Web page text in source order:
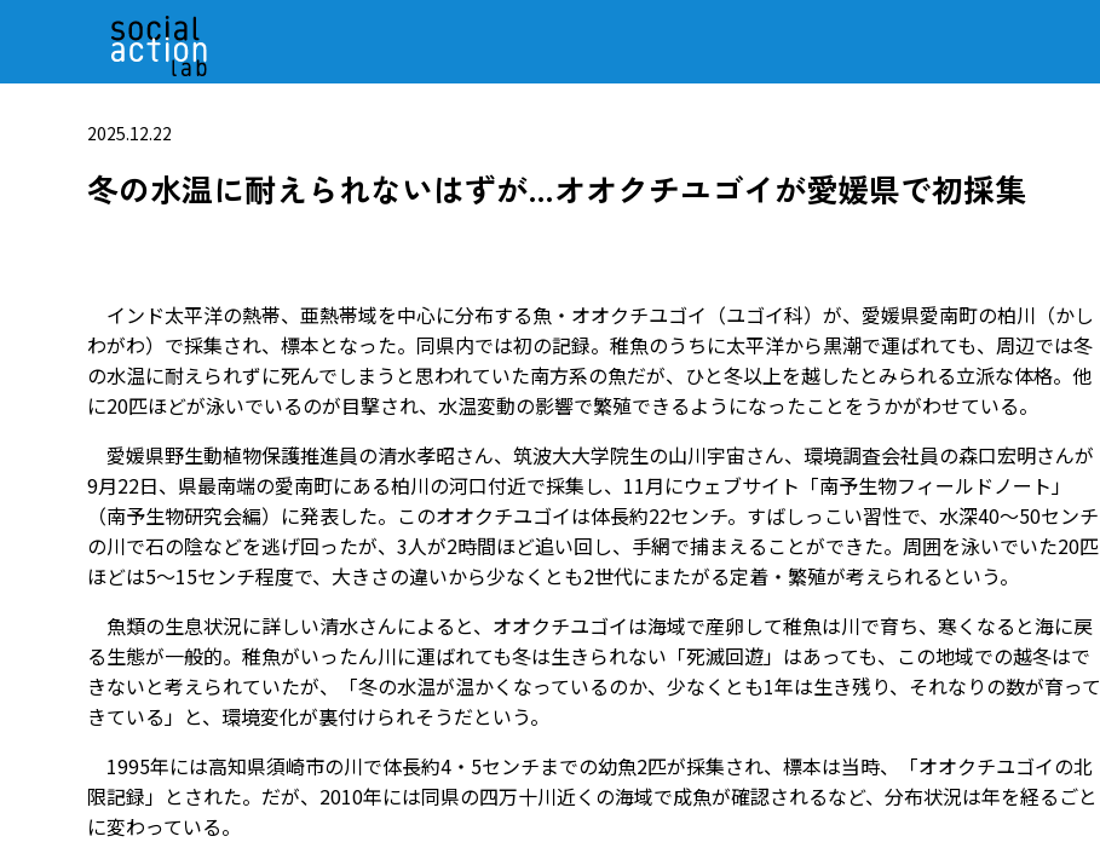
2025.12.22
冬の水温に耐えられないはずが…オオクチユゴイが愛媛県で初採集
インド太平洋の熱帯、亜熱帯域を中心に分布する魚・オオクチユゴイ（ユゴイ科）が、愛媛県愛南町の柏川（かし
わがわ）で採集され、標本となった。同県内では初の記録。稚魚のうちに太平洋から黒潮で運ばれても、周辺では冬
の水温に耐えられずに死んでしまうと思われていた南方系の魚だが、ひと冬以上を越したとみられる立派な体格。他
に20匹ほどが泳いでいるのが目撃され、水温変動の影響で繁殖できるようになったことをうかがわせている。
愛媛県野生動植物保護推進員の清水孝昭さん、筑波大大学院生の山川宇宙さん、環境調査会社員の森口宏明さんが
9月22日、県最南端の愛南町にある柏川の河口付近で採集し、11月にウェブサイト「南予生物フィールドノート」
（南予生物研究会編）に発表した。このオオクチユゴイは体長約22センチ。すばしっこい習性で、水深40～50センチ
の川で石の陰などを逃げ回ったが、3人が2時間ほど追い回し、手網で捕まえることができた。周囲を泳いでいた20匹
ほどは5～15センチ程度で、大きさの違いから少なくとも2世代にまたがる定着・繁殖が考えられるという。
魚類の生息状況に詳しい清水さんによると、オオクチユゴイは海域で産卵して稚魚は川で育ち、寒くなると海に戻
る生態が一般的。稚魚がいったん川に運ばれても冬は生きられない「死滅回遊」はあっても、この地域での越冬はで
きないと考えられていたが、「冬の水温が温かくなっているのか、少なくとも1年は生き残り、それなりの数が育って
きている」と、環境変化が裏付けられそうだという。
1995年には高知県須崎市の川で体長約4・5センチまでの幼魚2匹が採集され、標本は当時、「オオクチユゴイの北
限記録」とされた。だが、2010年には同県の四万十川近くの海域で成魚が確認されるなど、分布状況は年を経るごと
に変わっている。